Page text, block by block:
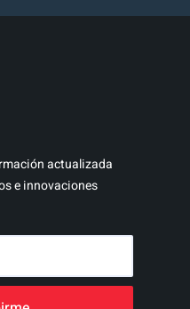
actualizada
e innovaciones